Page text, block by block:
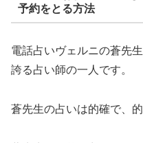
予約をとる方法
電話占いヴェルニの蒼先
誇る占い師の一人です。
蒼先生の占いは的確で、